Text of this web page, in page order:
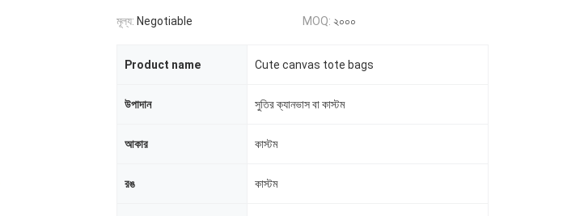
মূল্য: Negotiable MOQ: ২০০০
Product name Cute canvas tote bags
উপাদান সুতির ক্যানভাস বা কাস্টম
আকার কাস্টম
রঙ কাস্টম